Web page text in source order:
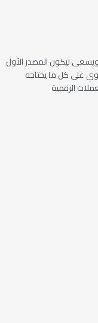
ليكون المصدر الأول
على كل ما يحتاجه
الرقمية